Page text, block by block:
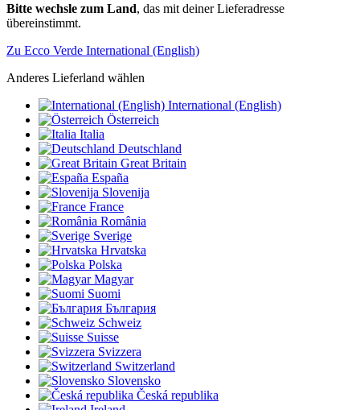
Bitte wechsle zum Land, das mit deiner Lieferadresse
übereinstimmt.
Zu Ecco Verde International (English)
Anderes Lieferland wählen
International (English)
Österreich
Italia
Deutschland
Great Britain
España
Slovenija
France
România
Sverige
Hrvatska
Polska
Magyar
Suomi
България
Schweiz
Suisse
Svizzera
Switzerland
Slovensko
Česká republika